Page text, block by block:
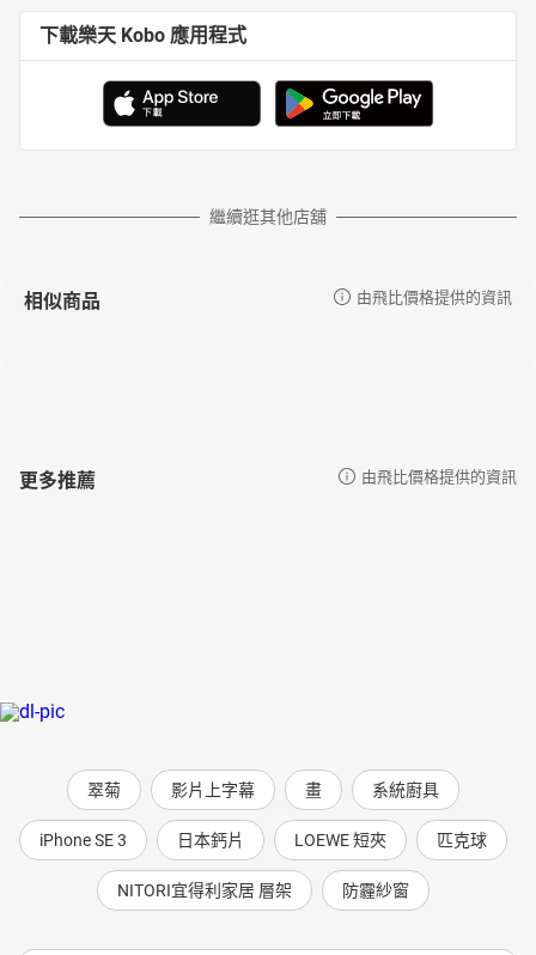
下載樂天 Kobo 應用程式
繼續逛其他店舖
相似商品 由飛比價格提供的資訊
更多推薦 由飛比價格提供的資訊
翠菊 影片上字幕 畫 系統廚具
iPhone SE 3 日本鈣片 LOEWE 短夾 匹克球
NITORI宜得利家居 層架 防霾紗窗